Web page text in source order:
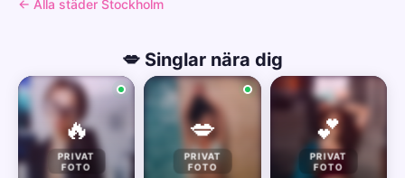
← Alla städer Stockholm
💋 Singlar nära dig
🔥
PRIVAT
FOTO
💋
PRIVAT
FOTO
💕
PRIVAT
FOTO